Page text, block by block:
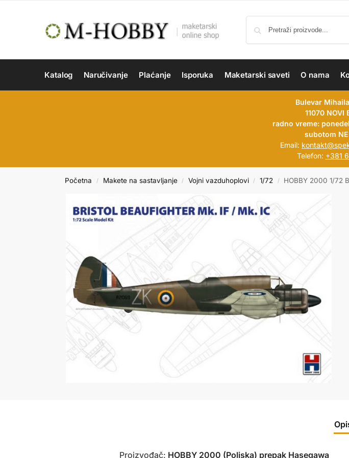
Katalog Naručivanje Plaćanje Isporuka Maketarski saveti O nama
Bulevar
11070 NOVI
radno vreme:
subotom NE
Email:
Telefon: +381
Početna / Makete na sastavljanje / Vojni vazduhoplovi / 1/72 / HOBBY 2000 1/72
Proizvođač: HOBBY 2000 (Poljska) prepak Hasegawa